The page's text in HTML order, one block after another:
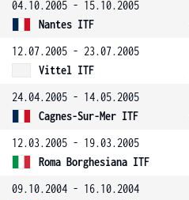
04.10.2005 - 15.10.2005
Nantes ITF
12.07.2005 - 23.07.2005
Vittel ITF
24.04.2005 - 14.05.2005
Cagnes-Sur-Mer ITF
12.03.2005 - 19.03.2005
Roma Borghesiana ITF
09.10.2004 - 16.10.2004